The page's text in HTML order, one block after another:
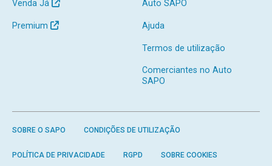
Venda Já
Premium
Auto SAPO
Ajuda
Termos de utilização
Comerciantes no Auto
SAPO
SOBRE O SAPO CONDIÇÕES DE UTILIZAÇÃO
POLÍTICA DE PRIVACIDADE RGPD SOBRE COOKIES